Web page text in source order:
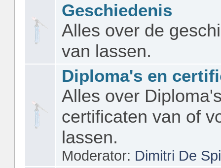
Geschiedenis
Alles over de
van lassen.
Diploma's en
Alles over
certificaten van of
lassen.
Moderator: Dimitri De